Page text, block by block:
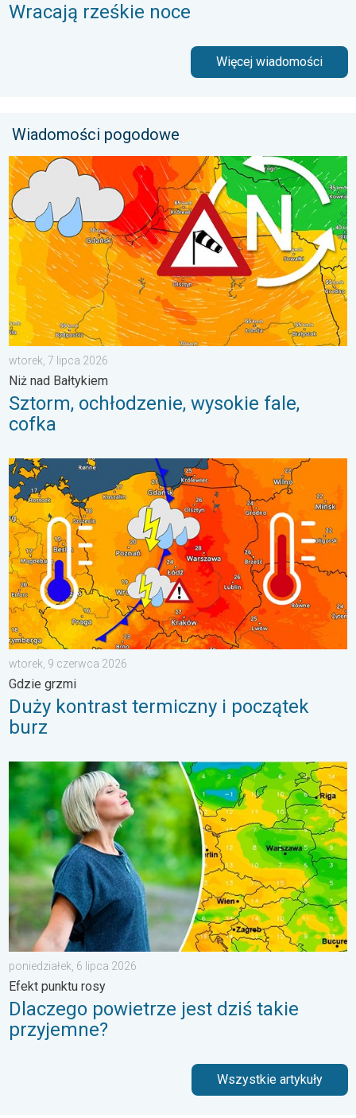
Wracają rześkie noce
Więcej wiadomości
Wiadomości pogodowe
Sztorm, ochłodzenie, wysokie fale, cofka. Niż nad Bałtykiem.
wtorek, 7 lipca 2026
Niż nad Bałtykiem
Sztorm, ochłodzenie, wysokie fale,
cofka
Duży kontrast termiczny i początek burz. Gdzie grzmi. . .
wtorek, 9 czerwca 2026
Gdzie grzmi
Duży kontrast termiczny i początek
burz
Dlaczego powietrze jest dziś takie przyjemne?. Efekt punktu
poniedziałek, 6 lipca 2026
Efekt punktu rosy
Dlaczego powietrze jest dziś takie
przyjemne?
Wszystkie artykuły